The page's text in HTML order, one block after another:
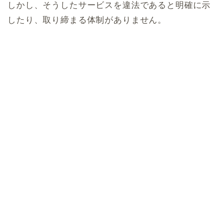
しかし、そうしたサービスを違法であると明確に示
したり、取り締まる体制がありません。